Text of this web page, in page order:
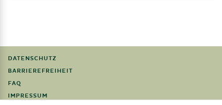
DATENSCHUTZ
BARRIEREFREIHEIT
FAQ
IMPRESSUM